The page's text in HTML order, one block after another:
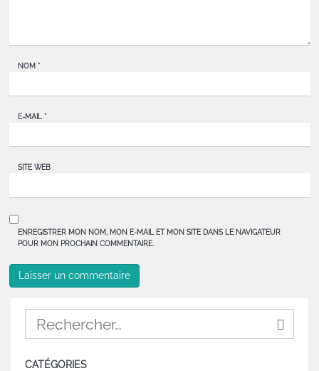
NOM *
E-MAIL *
SITE WEB
ENREGISTRER MON NOM, MON E-MAIL ET MON SITE DANS LE NAVIGATEUR
POUR MON PROCHAIN COMMENTAIRE.
CATÉGORIES